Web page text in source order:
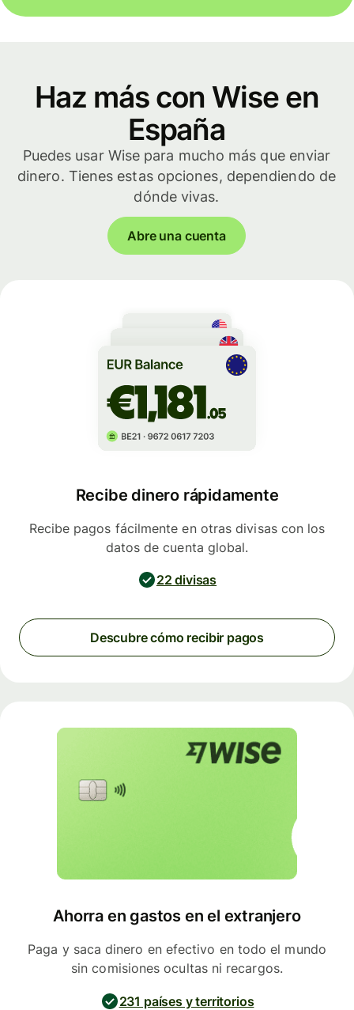
Haz más con Wise en
España
Puedes usar Wise para mucho más que enviar
dinero. Tienes estas opciones, dependiendo de
dónde vivas.
Abre una cuenta
Recibe dinero rápidamente
Recibe pagos fácilmente en otras divisas con los
datos de cuenta global.
22 divisas
Descubre cómo recibir pagos
Ahorra en gastos en el extranjero
Paga y saca dinero en efectivo en todo el mundo
sin comisiones ocultas ni recargos.
231 países y territorios